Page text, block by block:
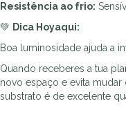
Resistência ao frio:
💚 Dica Hoyaqui:
Boa luminosidade ajuda a
Quando receberes a tua
novo espaço e evita
substrato é de excelente